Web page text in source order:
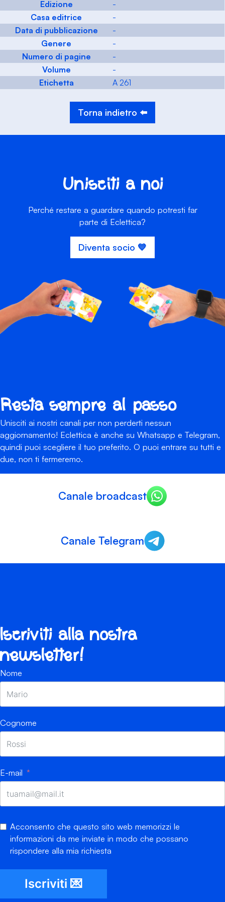
Edizione
-
Casa editrice
-
Data di pubblicazione
-
Genere
-
Numero di pagine
-
Volume
-
Etichetta
A 261
Torna indietro ⬅️
Unisciti a noi
Perché restare a guardare quando potresti far
parte di Eclettica?
Diventa socio 💙
Resta sempre al passo
Unisciti ai nostri canali per non perderti nessun
aggiornamento! Eclettica è anche su Whatsapp e Telegram,
quindi puoi scegliere il tuo preferito. O puoi entrare su tutti e
due, non ti fermeremo.
Canale broadcast
Canale Telegram
Iscriviti alla nostra
newsletter!
Nome
Cognome
E-mail
Acconsento che questo sito web memorizzi le
informazioni da me inviate in modo che possano
rispondere alla mia richiesta
Iscriviti 💌